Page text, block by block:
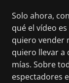
Solo ahora,
qué el vídeo
quiero vender
quiero llevar a
mías. Sobre
espectadores